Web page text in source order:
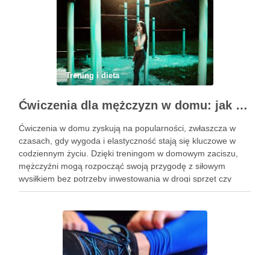
Trening i dieta
Ćwiczenia dla mężczyzn w domu: jak zacząć i utrzymać motywację
Ćwiczenia w domu zyskują na popularności, zwłaszcza w
czasach, gdy wygoda i elastyczność stają się kluczowe w
codziennym życiu. Dzięki treningom w domowym zaciszu,
mężczyźni mogą rozpocząć swoją przygodę z siłowym
wysiłkiem bez potrzeby inwestowania w drogi sprzęt czy
dojazdy do siłowni. Regularne ćwiczenia, które można